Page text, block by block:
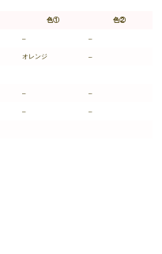
色① 色②
– –
オレンジ –
– –
– –